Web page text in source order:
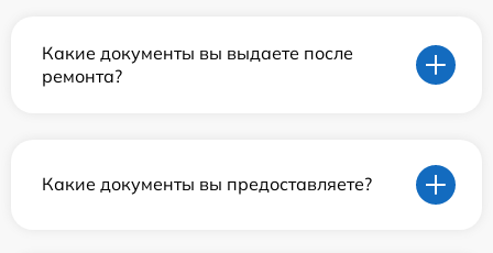
Какие документы вы выдаете после
ремонта?
Какие документы вы предоставляете?